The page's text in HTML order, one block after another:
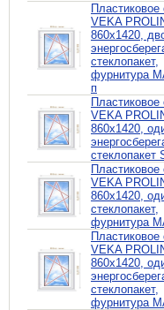
Пластиковое
VEKA
860х1420,
стеклопакет,
фурнитура
п
Пластиковое
VEKA
860х1420,
стеклопакет
Пластиковое
VEKA
860х1420,
стеклопакет,
фурнитура
Пластиковое
VEKA
860х1420,
стеклопакет,
фурнитура